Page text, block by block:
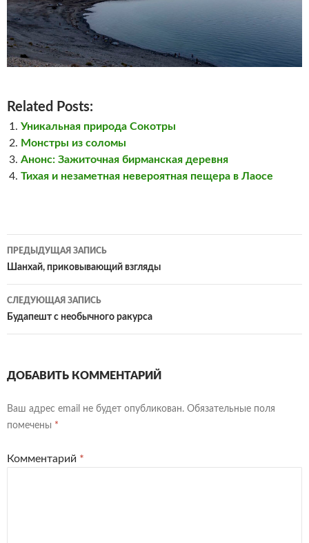
Related Posts:
Уникальная природа Сокотры
Монстры из соломы
Анонс: Зажиточная бирманская деревня
Тихая и незаметная невероятная пещера в Лаосе
Навигация
по
записям
ПРЕДЫДУЩАЯ ЗАПИСЬ
Шанхай, приковывающий взгляды
СЛЕДУЮЩАЯ ЗАПИСЬ
Будапешт с необычного ракурса
ДОБАВИТЬ КОММЕНТАРИЙ
Ваш адрес email не будет опубликован. Обязательные поля
помечены *
Комментарий *